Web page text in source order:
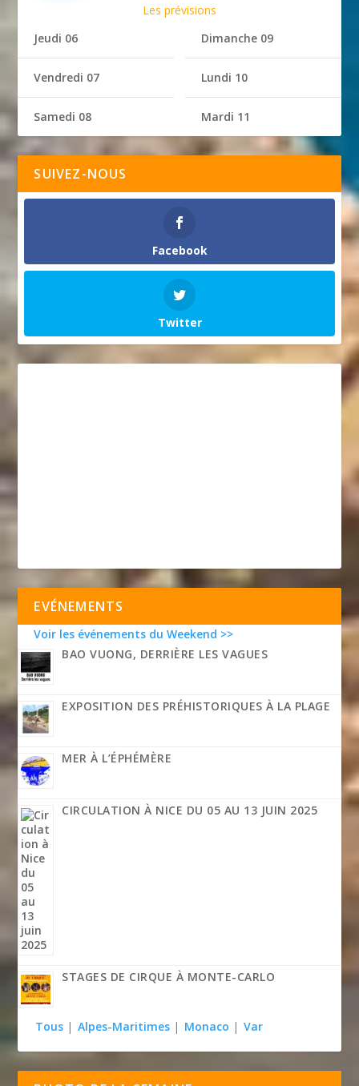
Les prévisions
Jeudi 06
Vendredi 07
Samedi 08
Dimanche 09
Lundi 10
Mardi 11
SUIVEZ-NOUS
Facebook
Twitter
EVÉNEMENTS
Voir les événements du Weekend >>
BAO VUONG, DERRIÈRE LES VAGUES
EXPOSITION DES PRÉHISTORIQUES À LA PLAGE
MER À L’ÉPHÉMÈRE
CIRCULATION À NICE DU 05 AU 13 JUIN 2025
STAGES DE CIRQUE À MONTE-CARLO
Tous | Alpes-Maritimes | Monaco | Var